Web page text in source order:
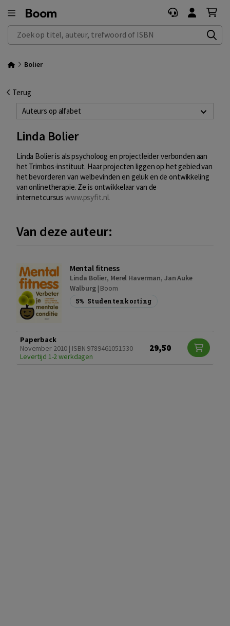
Zoek op titel, auteur, trefwoord of ISBN
Bolier
Terug
Auteurs op alfabet
Linda Bolier
Linda Bolieris als psycholoog en projectleider verbonden aan
het Trimbos-instituut. Haar projecten liggen op het gebied van
het bevorderen van welbevinden en geluk en de ontwikkeling
van onlinetherapie. Ze is ontwikkelaar van de
internetcursuswww.psyfit.nl.
Van deze auteur:
Mental fitness
Linda Bolier, Merel Haverman, Jan Auke
Walburg| Boom
5% Studentenkorting
Paperback
November 2010 | ISBN 9789461051530
Levertijd 1-2 werkdagen
29,50